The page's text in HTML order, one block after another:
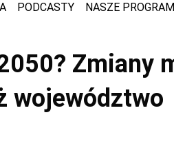
PODCASTY NASZE
Zmiany
województwo